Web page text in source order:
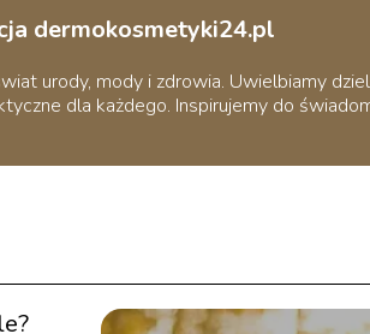
dermokosmetyki24.pl
urody, mody i zdrowia. Uwielbiamy
dla każdego. Inspirujemy do